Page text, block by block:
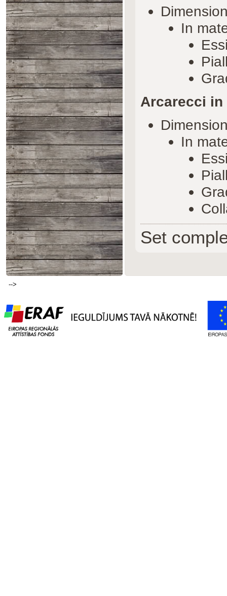
In
Arcarecci
In
Set
-->